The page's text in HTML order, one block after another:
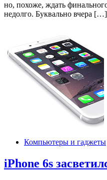
но, похоже, ждать
недолго. Буквально вчера […]
Компьютеры и гаджеты
iPhone 6s